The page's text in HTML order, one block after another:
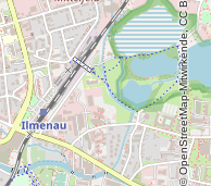
© OpenStreetMap-Mitwirkende, CC BY-SA